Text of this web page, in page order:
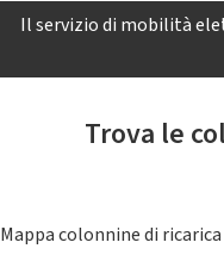
Il servizio di mobilità
Trova le
Mappa colonnine di